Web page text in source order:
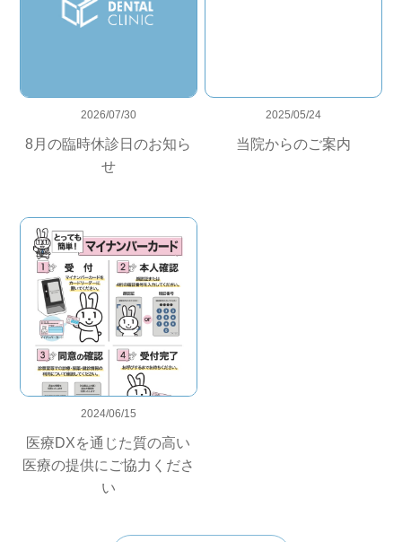
2026/07/30
8月の臨時休診日のお知ら
せ
2025/05/24
当院からのご案内
2024/06/15
医療DXを通じた質の高い
医療の提供にご協力くださ
い